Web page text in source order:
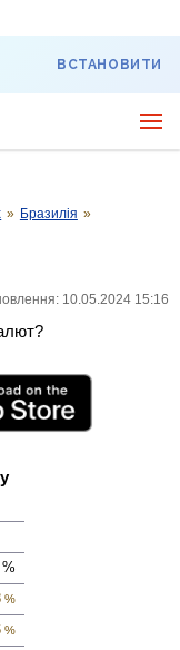
ВСТАНОВИТИ
» Бразилія »
10.05.2024 15:16
%
%
%